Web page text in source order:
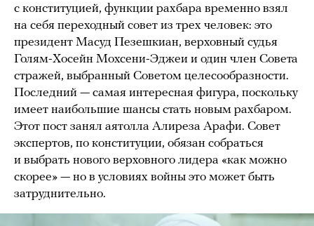
с конституцией, функции рахбара временно взял
на себя переходный совет из трех человек: это
президент Масуд Пезешкиан, верховный судья
Голям-Хосейн Мохсени-Эджеи и один член Совета
стражей, выбранный Советом целесообразности.
Последний — самая интересная фигура, поскольку
имеет наибольшие шансы стать новым рахбаром.
Этот пост занял аятолла Алиреза Арафи. Совет
экспертов, по конституции, обязан собраться
и выбрать нового верховного лидера «как можно
скорее» — но в условиях войны это может быть
затруднительно.